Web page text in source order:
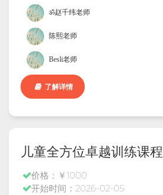
ॐ赵千纬老师
陈熙老师
Besli老师
了解详情
儿童全方位卓越训练课程
价格：￥1000
开始时间：2026-02-05